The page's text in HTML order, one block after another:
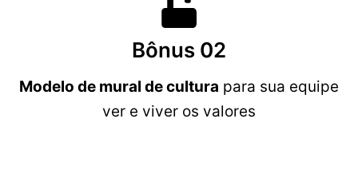
Bônus 02
Modelo de mural de cultura para sua equipe
ver e viver os valores